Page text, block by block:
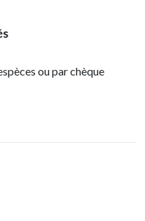
ou par chèque